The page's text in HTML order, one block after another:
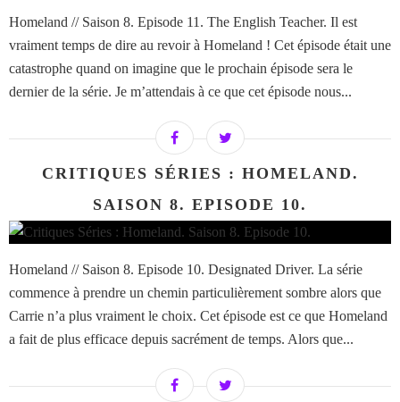
Homeland // Saison 8. Episode 11. The English Teacher. Il est
vraiment temps de dire au revoir à Homeland ! Cet épisode était une
catastrophe quand on imagine que le prochain épisode sera le
dernier de la série. Je m’attendais à ce que cet épisode nous...
CRITIQUES SÉRIES : HOMELAND.
SAISON 8. EPISODE 10.
Homeland // Saison 8. Episode 10. Designated Driver. La série
commence à prendre un chemin particulièrement sombre alors que
Carrie n’a plus vraiment le choix. Cet épisode est ce que Homeland
a fait de plus efficace depuis sacrément de temps. Alors que...